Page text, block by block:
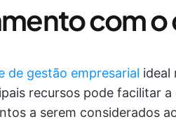
com o
de gestão empresarial ideal
recursos pode facilitar
a serem considerados